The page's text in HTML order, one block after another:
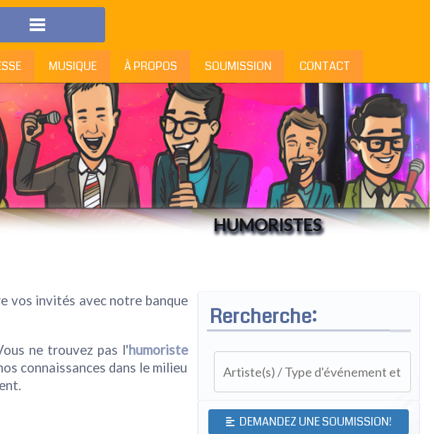
MUSIQUE À PROPOS SOUMISSION CONTACT
HUMORISTES
vos invités avec notre banque
ne trouvez pas l'humoriste
connaissances dans le milieu
Rercherche:
DEMANDEZ UNE SOUMISSION!